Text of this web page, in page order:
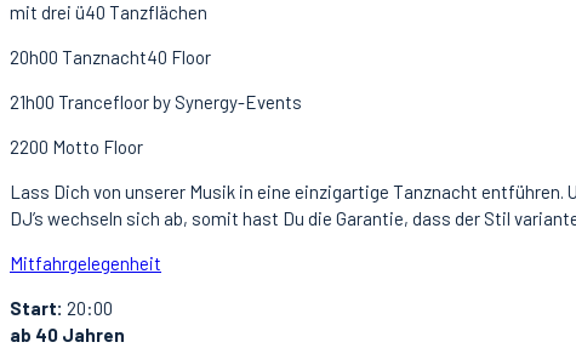
mit drei ü40 Tanzflächen
20h00 Tanznacht40 Floor
21h00 Trancefloor by Synergy-Events
2200 Motto Floor
Lass Dich von unserer Musik in eine einzigartige Tanznacht entführen.
DJ’s wechseln sich ab, somit hast Du die Garantie, dass der Stil
Mitfahrgelegenheit
Start: 20:00
ab 40 Jahren